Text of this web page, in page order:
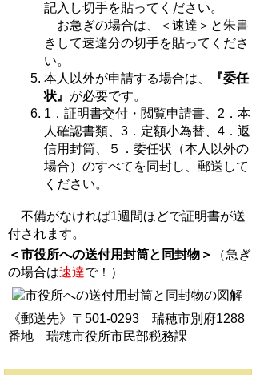
記入し切手を貼ってください。
お急ぎの場合は、＜速達＞と朱書
きして速達分の切手を貼ってくださ
い。
本人以外が申請する場合は、
『委任
状』 が必要です。
1．証明書交付・閲覧申請書、2．本
人確認書類、3．定額小為替、4．返
信用封筒、５．委任状（本人以外の
場合）のすべてを同封し、郵送して
ください。
不備がなければ1週間ほどで証明書が送
付されます。
＜市役所への送付用封筒と同封物＞
（急ぎ
の場合は速達で！）
《郵送先》〒501-0293 瑞穂市別府1288
番地 瑞穂市役所市民部税務課